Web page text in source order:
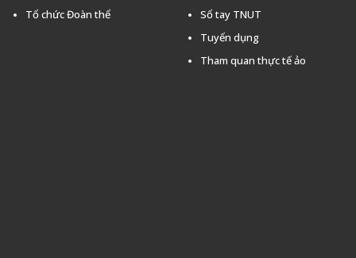
Tổ chức Đoàn thể
Sổ tay TNUT
Tuyển dụng
Tham quan thực tế ảo